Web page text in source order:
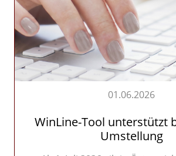
01.06.2026
WinLine-Tool unterstützt
Umstellung